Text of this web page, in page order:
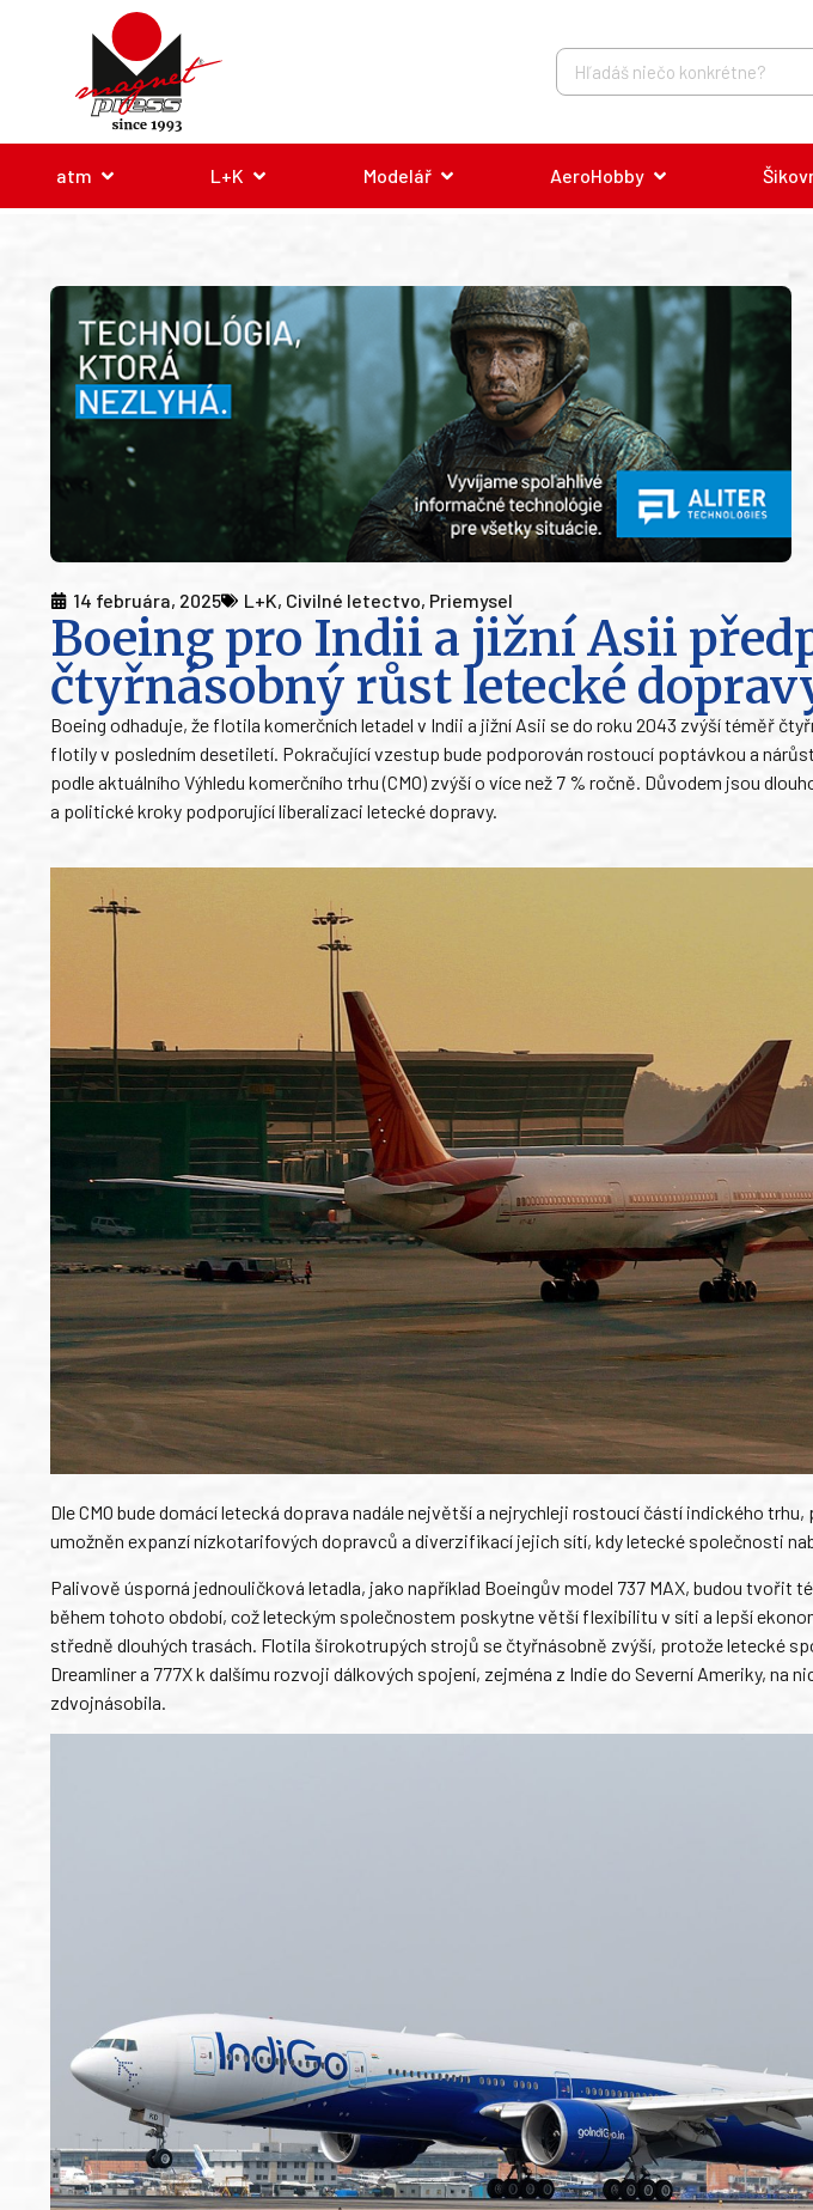
atm L+K Modelář AeroHobby
14 februára, 2025 L+K, Civilné letectvo, Priemysel
Boeing pro Indii a jižní Asii
čtyřnásobný růst letecké
Boeing odhaduje, že flotila komerčních letadel v Indii a jižní Asii se do roku 2043 zvýší téměř
flotily v posledním desetiletí. Pokračující vzestup bude podporován rostoucí poptávkou a
podle aktuálního Výhledu komerčního trhu (CMO) zvýší o více než 7 % ročně. Důvodem jsou
a politické kroky podporující liberalizaci letecké dopravy.
Dle CMO bude domácí letecká doprava nadále největší a nejrychleji rostoucí částí indického
umožněn expanzí nízkotarifových dopravců a diverzifikací jejich sítí, kdy letecké společnosti
Palivově úsporná jednouličková letadla, jako například Boeingův model 737 MAX, budou tvořit
během tohoto období, což leteckým společnostem poskytne větší flexibilitu v síti a lepší
středně dlouhých trasách. Flotila širokotrupých strojů se čtyřnásobně zvýší, protože letecké
Dreamliner a 777X k dalšímu rozvoji dálkových spojení, zejména z Indie do Severní Ameriky, na
zdvojnásobila.